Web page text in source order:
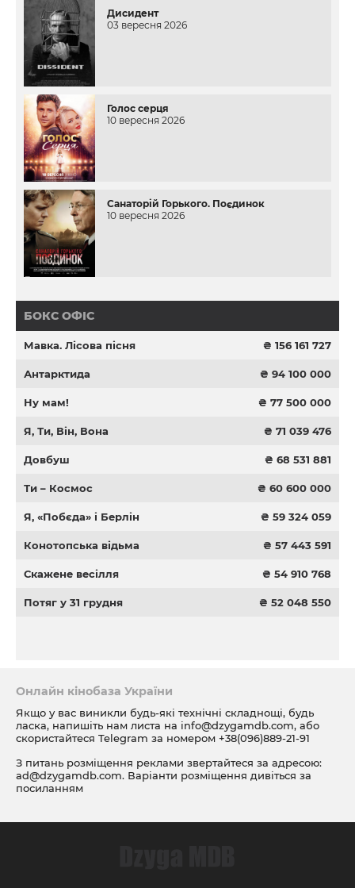
Дисидент
03 вересня 2026
Голос серця
10 вересня 2026
Санаторій Горького. Поєдинок
10 вересня 2026
БОКС ОФІС
Мавка. Лісова пісня ₴ 156 161 727
Антарктида ₴ 94 100 000
Ну мам! ₴ 77 500 000
Я, Ти, Він, Вона ₴ 71 039 476
Довбуш ₴ 68 531 881
Ти – Космос ₴ 60 600 000
Я, «Побєда» і Берлін ₴ 59 324 059
Конотопська відьма ₴ 57 443 591
Скажене весілля ₴ 54 910 768
Потяг у 31 грудня ₴ 52 048 550
Онлайн кінобаза України
Якщо у вас виникли будь-які технічні складнощі, будь
ласка, напишіть нам листа на info@dzygamdb.com, або
скористайтеся Telegram за номером +38(096)889-21-91
З питань розміщення реклами звертайтеся за адресою:
ad@dzygamdb.com. Варіанти розміщення дивіться за
посиланням